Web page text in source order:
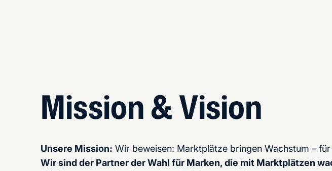
Mission & Vision
Unsere Mission: Wir beweisen: Marktplätze bringen Wachstum – für
Wir sind der Partner der Wahl für Marken, die mit Marktplätzen